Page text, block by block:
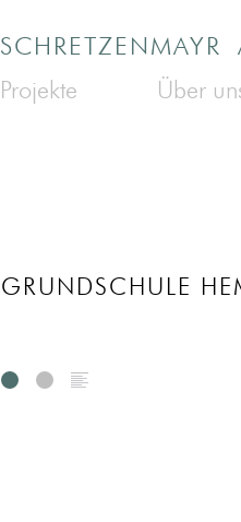
SCHRETZENMAYR
Projekte Über
GRUNDSCHULE